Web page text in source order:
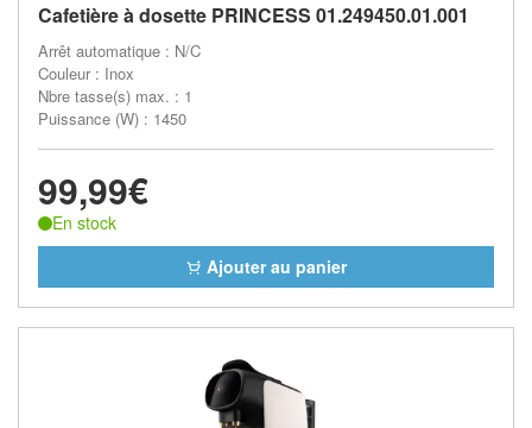
Cafetière à dosette PRINCESS 01.249450.01.001
Arrêt automatique : N/C
Couleur : Inox
Nbre tasse(s) max. : 1
Puissance (W) : 1450
99,99€
En stock
Ajouter au panier